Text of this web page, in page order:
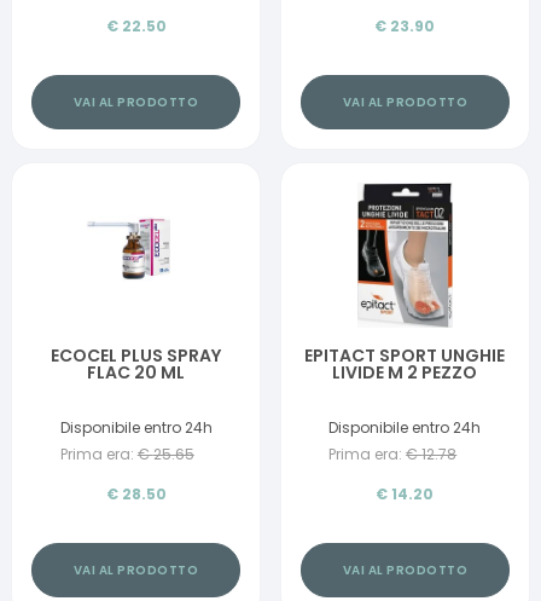
€ 22.50
VAI AL PRODOTTO
€ 23.90
VAI AL PRODOTTO
ECOCEL PLUS SPRAY
FLAC 20 ML
Disponibile entro 24h
Prima era: €25.65
€ 28.50
VAI AL PRODOTTO
EPITACT SPORT UNGHIE
LIVIDE M 2 PEZZO
Disponibile entro 24h
Prima era: €12.78
€ 14.20
VAI AL PRODOTTO